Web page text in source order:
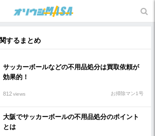
するまとめ
サッカーボールなどの不用品処分は買取依頼が
効果的！
812views お掃除マン1号
大阪でサッカーボールの不用品処分のポイント
とは